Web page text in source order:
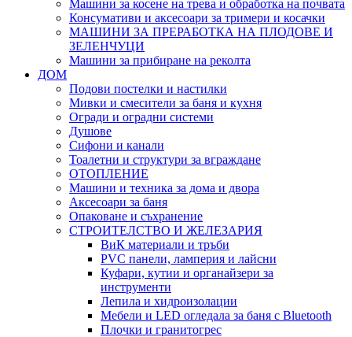
Машини за косене на трева и обработка на почвата
Консумативи и аксесоари за тримери и косачки
МАШИНИ ЗА ПРЕРАБОТКА НА ПЛОДОВЕ И
ЗЕЛЕНЧУЦИ
Машини за прибиране на реколта
ДОМ
Подови постелки и настилки
Мивки и смесители за баня и кухня
Огради и оградни системи
Душове
Сифони и канали
Тоалетни и структури за вграждане
ОТОПЛЕНИЕ
Машини и техника за дома и двора
Аксесоари за баня
Опаковане и съхранение
СТРОИТЕЛСТВО И ЖЕЛЕЗАРИЯ
ВиК материали и тръби
PVC панели, ламперия и лайсни
Куфари, кутии и органайзери за
инструменти
Лепила и хидроизолации
Мебели и LED огледала за баня с Bluetooth
Плочки и гранитогрес